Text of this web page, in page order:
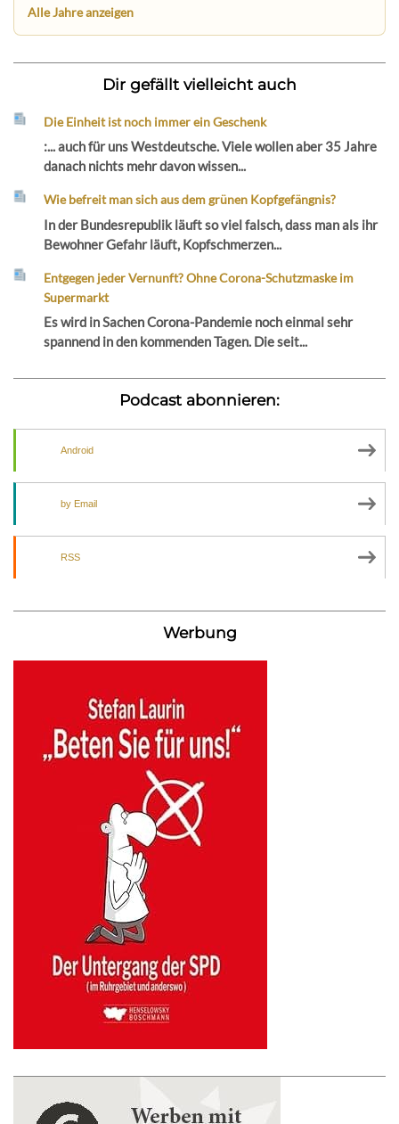
Alle Jahre anzeigen
Dir gefällt vielleicht auch
Die Einheit ist noch immer ein Geschenk
:... auch für uns Westdeutsche. Viele wollen aber 35 Jahre
danach nichts mehr davon wissen...
Wie befreit man sich aus dem grünen Kopfgefängnis?
In der Bundesrepublik läuft so viel falsch, dass man als ihr
Bewohner Gefahr läuft, Kopfschmerzen...
Entgegen jeder Vernunft? Ohne Corona-Schutzmaske im
Supermarkt
Es wird in Sachen Corona-Pandemie noch einmal sehr
spannend in den kommenden Tagen. Die seit...
Podcast abonnieren:
Android
by Email
RSS
Werbung